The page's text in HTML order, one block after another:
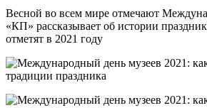
Весной во всем мире отмечают
«КП» рассказывает об истории
отметят в 2021 году